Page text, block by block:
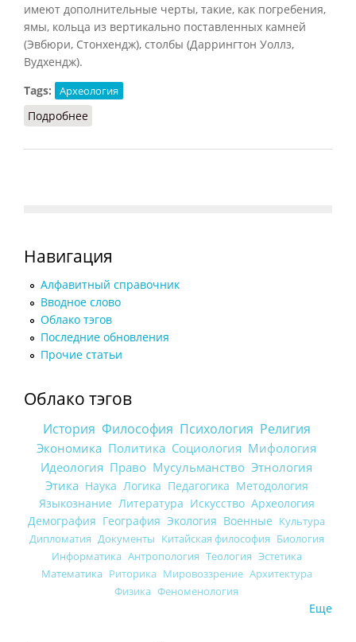
имеют дополнительные черты, такие, как погребения,
ямы, кольца из вертикально поставленных камней
(Эвбюри, Стонхендж), столбы (Даррингтон Уоллз,
Вудхендж).
Tags:
Археология
Подробнее
Навигация
Алфавитный справочник
Вводное слово
Облако тэгов
Последние обновления
Прочие статьи
Облако тэгов
История Философия Психология Религия
Экономика Политика Социология Мифология
Идеология Право Мусульманство Этнология
Этика Наука Логика Педагогика Методология
Языкознание Литература Искусство Археология
Демография География Экология Военные Культура
Дипломатия Документы Китайская философия Биология
Информатика Антропология Теология Эстетика
Математика Риторика Мировоззрение Архитектура
Физика Феноменология
Еще